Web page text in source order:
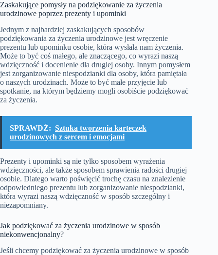
Zaskakujące pomysły na podziękowanie za życzenia
urodzinowe poprzez prezenty i upominki
Jednym z najbardziej zaskakujących sposobów
podziękowania za życzenia urodzinowe jest wręczenie
prezentu lub upominku osobie, która wysłała nam życzenia.
Może to być coś małego, ale znaczącego, co wyrazi naszą
wdzięczność i docenienie dla drugiej osoby. Innym pomysłem
jest zorganizowanie niespodzianki dla osoby, która pamiętała
o naszych urodzinach. Może to być małe przyjęcie lub
spotkanie, na którym będziemy mogli osobiście podziękować
za życzenia.
SPRAWDŹ: Sztuka tworzenia karteczek
urodzinowych z sercem i emocjami
Prezenty i upominki są nie tylko sposobem wyrażenia
wdzięczności, ale także sposobem sprawienia radości drugiej
osobie. Dlatego warto poświęcić trochę czasu na znalezienie
odpowiedniego prezentu lub zorganizowanie niespodzianki,
która wyrazi naszą wdzięczność w sposób szczególny i
niezapomniany.
Jak podziękować za życzenia urodzinowe w sposób
niekonwencjonalny?
Jeśli chcemy podziękować za życzenia urodzinowe w sposób